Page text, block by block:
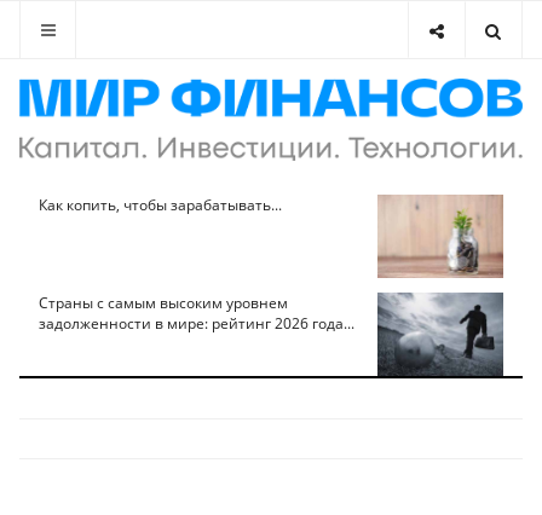
Как копить, чтобы зарабатывать...
Страны с самым высоким уровнем
задолженности в мире: рейтинг 2026 года...